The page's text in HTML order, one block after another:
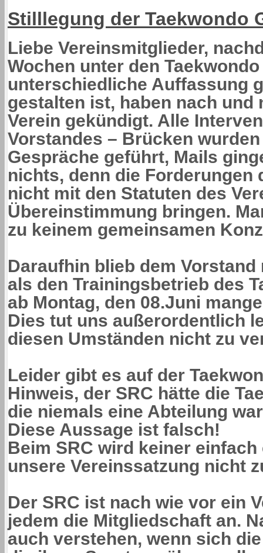
Stilllegung der Taekwondo
Liebe Vereinsmitglieder,
Wochen unter den
unterschiedliche Auffassung
gestalten ist, haben nach und
Verein gekündigt. Alle
Vorstandes – Brücken
Gespräche geführt, Mails
nichts, denn die Forderungen
nicht mit den Statuten des
Übereinstimmung bringen.
zu keinem gemeinsamen
Daraufhin blieb dem
als den Trainingsbetrieb des
ab Montag, den 08.Juni
Dies tut uns außerordentlich
diesen Umständen nicht zu
Leider gibt es auf der
Hinweis, der SRC hätte die
die niemals eine Abteilung
Diese Aussage ist falsch!
Beim SRC wird keiner
unsere Vereinssatzung nicht
Der SRC ist nach wie vor ein
jedem die Mitgliedschaft an.
auch verstehen, wenn sich